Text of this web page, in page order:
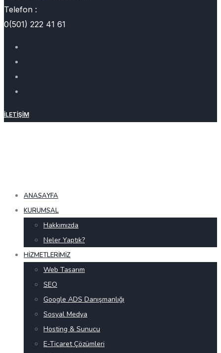
Telefon :
0(501) 222 41 61
İLETIŞIM
ANASAYFA
KURUMSAL
Hakkımızda
Neler Yaptık?
HIZMETLERIMIZ
Web Tasarım
SEO
Google ADS Danışmanlığı
Sosyal Medya
Hosting & Sunucu
E-Ticaret Çözümleri